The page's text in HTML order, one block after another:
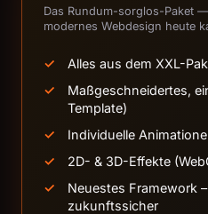
Das Rundum-sorglos-Paket
modernes Webdesign heute
Alles aus dem XXL-
Maßgeschneidertes,
Template)
Individuelle
2D- & 3D-Effekte
Neuestes Framework
zukunftssicher